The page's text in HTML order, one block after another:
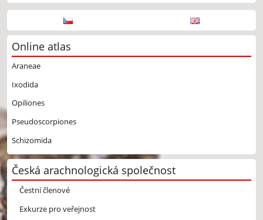
Online atlas
Araneae
Ixodida
Opiliones
Pseudoscorpiones
Schizomida
Česká arachnologická společnost
Čestní členové
Exkurze pro veřejnost